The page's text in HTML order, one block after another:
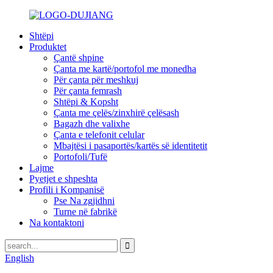
Shtëpi
Produktet
Çantë shpine
Çanta me kartë/portofol me monedha
Për çanta për meshkuj
Për çanta femrash
Shtëpi & Kopsht
Çanta me çelës/zinxhirë çelësash
Bagazh dhe valixhe
Çanta e telefonit celular
Mbajtësi i pasaportës/kartës së identitetit
Portofoli/Tufë
Lajme
Pyetjet e shpeshta
Profili i Kompanisë
Pse Na zgjidhni
Turne në fabrikë
Na kontaktoni
English